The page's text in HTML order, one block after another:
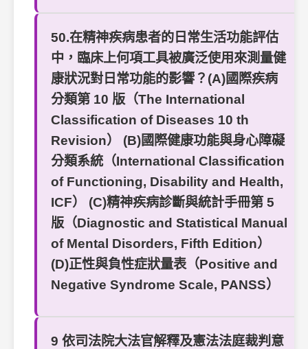
50.在精神疾病患者的日常生活功能評估
中，臨床上何項工具被廣泛使用來測量健
康狀況對日常功能的影響？(A)國際疾病
分類第 10 版（The International
Classification of Diseases 10 th
Revision） (B)國際健康功能與身心障礙
分類系統（International Classification
of Functioning, Disability and Health,
ICF） (C)精神疾病診斷與統計手冊第 5
版（Diagnostic and Statistical Manual
of Mental Disorders, Fifth Edition）
(D)正性與負性症狀量表（Positive and
Negative Syndrome Scale, PANSS）
9 依司法院大法官解釋及憲法法庭裁判意